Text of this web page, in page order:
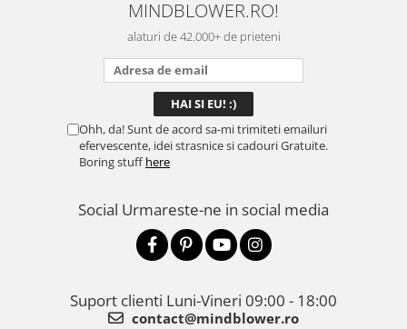
MINDBLOWER.RO!
alaturi de 42.000+ de prieteni
Ohh, da! Sunt de acord sa-mi trimiteti emailuri
efervescente, idei strasnice si cadouri Gratuite.
Boring stuffhere
Social Urmareste-ne in social media
Suport clienti Luni-Vineri 09:00 - 18:00
contact@mindblower.ro